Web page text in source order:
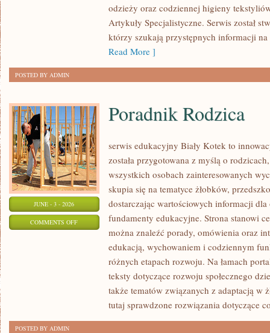
odzieży oraz codziennej higieny
Artykuły Specjalistyczne. Serwis został
którzy szukają przystępnych informacji
Read More ]
POSTED BY ADMIN
JUNE - 3 - 2026
COMMENTS OFFON
Poradnik Rodzica
serwis edukacyjny Biały Kotek to
została przygotowana z myślą o
wszystkich osobach zainteresowanych
skupia się na tematyce żłobków,
dostarczając wartościowych informacji
fundamenty edukacyjne. Strona stanowi
można znaleźć porady, omówienia oraz
edukacją, wychowaniem i codziennym
różnych etapach rozwoju. Na łamach
teksty dotyczące rozwoju społecznego
także tematów związanych z adaptacją w
tutaj sprawdzone rozwiązania dotyczące
POSTED BY ADMIN